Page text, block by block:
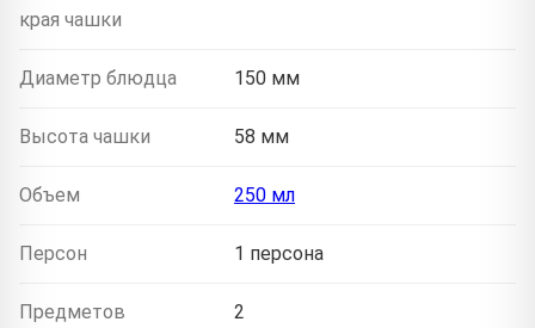
края чашки
Диаметр блюдца 150 мм
Высота чашки 58 мм
Объем 250 мл
Персон 1 персона
Предметов 2